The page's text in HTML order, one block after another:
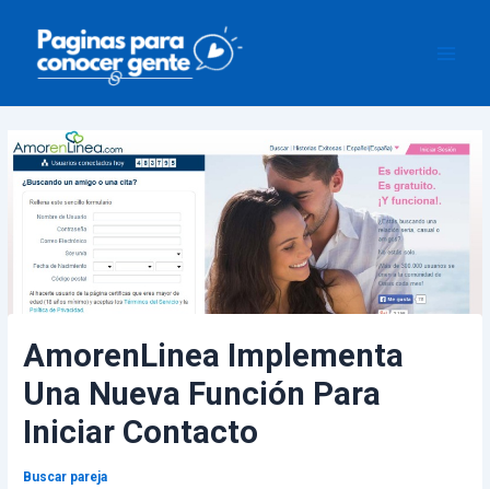
contenido
AmorenLinea Implementa
Una Nueva Función Para
Iniciar Contacto
Buscar pareja
entradas